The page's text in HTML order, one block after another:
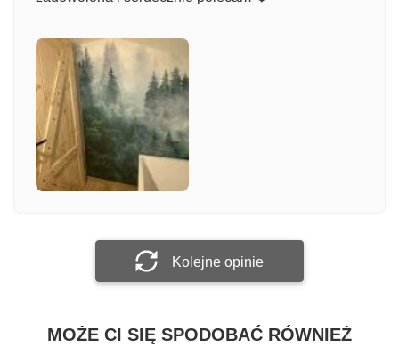
Załącz zdjęcie
Kolejne opinie
MOŻE CI SIĘ SPODOBAĆ RÓWNIEŻ